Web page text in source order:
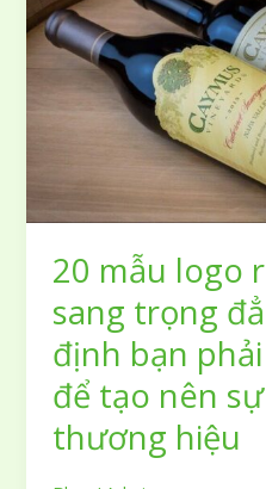
sang
trọng
khẳng
cấp
và
tín
chuyên
nghiệp
của
bạn
20 mẫu logo
sang trọng
định bạn
để tạo nên
thương hiệu